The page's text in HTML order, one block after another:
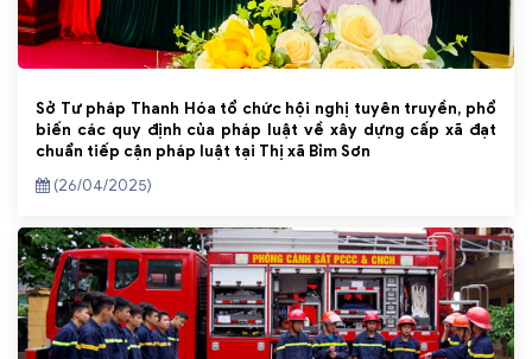
Sở Tư pháp Thanh Hóa tổ chức hội nghị tuyên truyền, phổ
biến các quy định của pháp luật về xây dựng cấp xã đạt
chuẩn tiếp cận pháp luật tại Thị xã Bỉm Sơn
(26/04/2025)